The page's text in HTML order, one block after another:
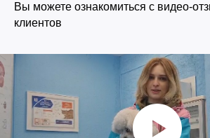
Вы можете ознакомиться с видео-
клиентов
Политика конфиденциальности
Согласие на обработку перс. данных
Хотите у нас работать?
Правила оказания ветеринарной помощи